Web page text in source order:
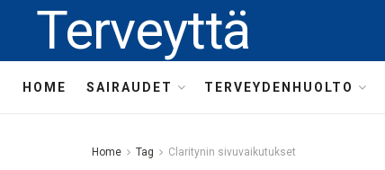
Terveyttä
HOME SAIRAUDET TERVEYDENHUOLTO
Home Tag Claritynin sivuvaikutukset